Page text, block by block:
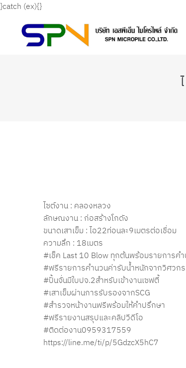
}catch (ex){}
ไซต์งาน : คลองหลวง
ลักษณงาน : ก่อสร้างโกดัง
ขนาดเสาเข็ม : ไอ22ท่อนละ9เมตรต่อเชื่อม
ความลึก : 18เมตร
#เช็ค Last 10 Blow ทุกต้นพร้อมรายการค
#ฟรีรายการคำนวนค่ารับน้ำหนักจากวิศวกร
#ปั้นจั่นมีใบปจ.2สำหรับเข้างานเซฟตี้
#เสาเข็มผ่านการรับรองจากSCG
#สำรวจหน้างานฟรีพร้อมให้คำปรึกษา
#ฟรีรายงานสรุปและคลิปวีดีโอ
#ติดต่องาน0959317559
https://line.me/ti/p/5GdzcX5hC7